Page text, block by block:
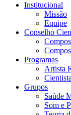
Institucional
Missão
Equipe
Conselho
Programas
Artista
Grupos
Saúde
Som e